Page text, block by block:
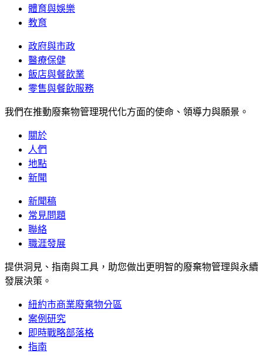
體育與娛樂
教育
政府與市政
醫療保健
飯店與餐飲業
零售與餐飲服務
我們在推動廢棄物管理現代化方面的使命、領導力與願景。
關於
人們
地點
新聞
新聞稿
常見問題
聯絡
職涯發展
提供洞見、指南與工具，助您做出更明智的廢棄物管理與永續
發展決策。
紐約市商業廢棄物分區
案例研究
即時戰略部落格
指南